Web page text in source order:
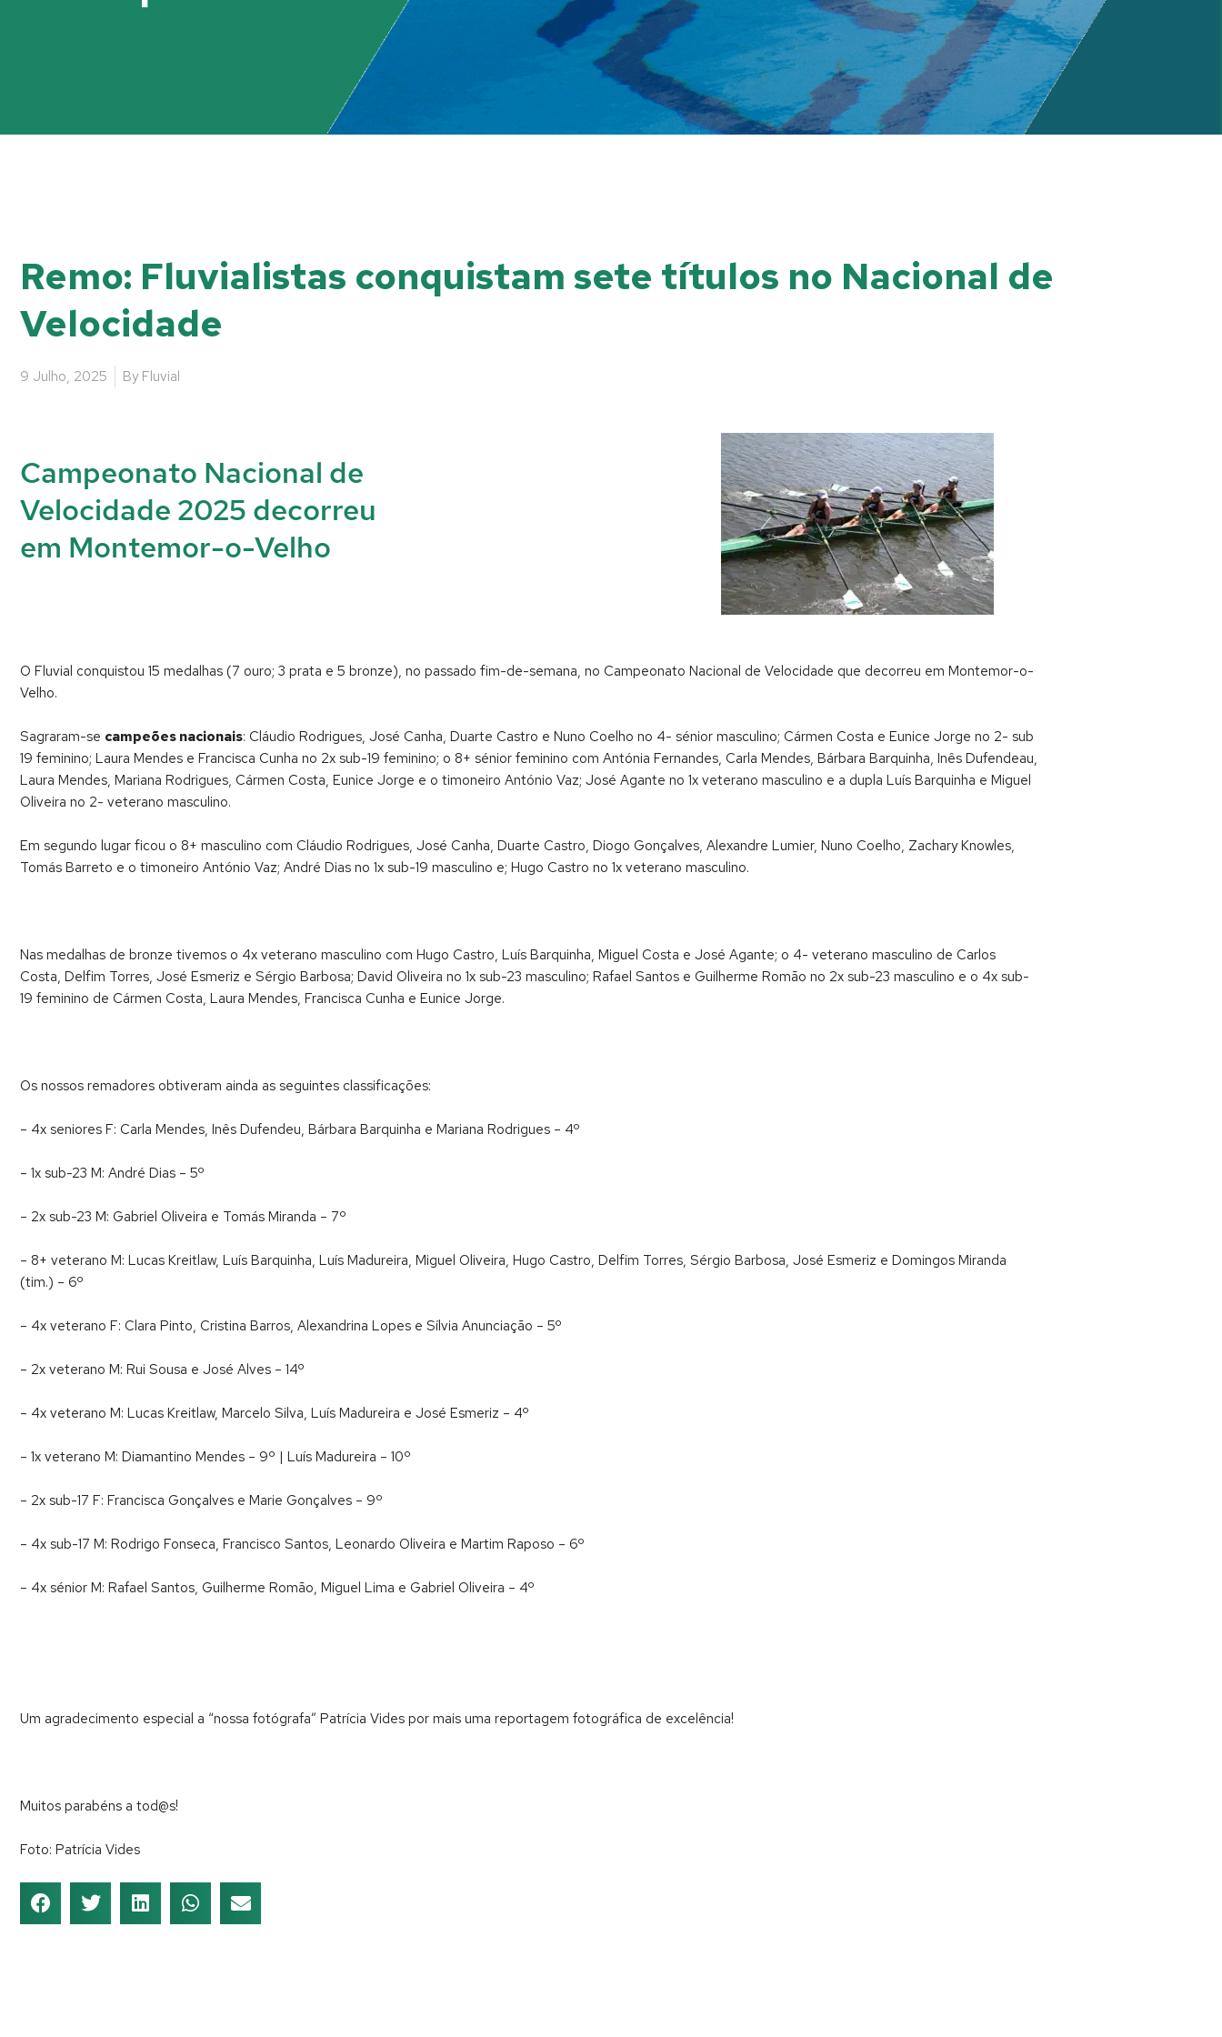
Remo: Fluvialistas conquistam sete títulos no Nacional de
Velocidade
9 Julho, 2025 By Fluvial
Campeonato Nacional de
Velocidade 2025 decorreu
em Montemor-o-Velho
O Fluvial conquistou 15 medalhas (7 ouro; 3 prata e 5 bronze), no passado fim-de-semana, no Campeonato Nacional de Velocidade que decorreu em Montemor-o-
Velho.
Sagraram-se campeões nacionais: Cláudio Rodrigues, José Canha, Duarte Castro e Nuno Coelho no 4- sénior masculino; Cármen Costa e Eunice Jorge no 2- sub
19 feminino; Laura Mendes e Francisca Cunha no 2x sub-19 feminino; o 8+ sénior feminino com Antónia Fernandes, Carla Mendes, Bárbara Barquinha, Inês Dufendeau,
Laura Mendes, Mariana Rodrigues, Cármen Costa, Eunice Jorge e o timoneiro António Vaz; José Agante no 1x veterano masculino e a dupla Luís Barquinha e Miguel
Oliveira no 2- veterano masculino.
Em segundo lugar ficou o 8+ masculino com Cláudio Rodrigues, José Canha, Duarte Castro, Diogo Gonçalves, Alexandre Lumier, Nuno Coelho, Zachary Knowles,
Tomás Barreto e o timoneiro António Vaz; André Dias no 1x sub-19 masculino e; Hugo Castro no 1x veterano masculino.
Nas medalhas de bronze tivemos o 4x veterano masculino com Hugo Castro, Luís Barquinha, Miguel Costa e José Agante; o 4- veterano masculino de Carlos
Costa, Delfim Torres, José Esmeriz e Sérgio Barbosa; David Oliveira no 1x sub-23 masculino; Rafael Santos e Guilherme Romão no 2x sub-23 masculino e o 4x sub-
19 feminino de Cármen Costa, Laura Mendes, Francisca Cunha e Eunice Jorge.
Os nossos remadores obtiveram ainda as seguintes classificações:
– 4x seniores F: Carla Mendes, Inês Dufendeu, Bárbara Barquinha e Mariana Rodrigues – 4º
– 1x sub-23 M: André Dias – 5º
– 2x sub-23 M: Gabriel Oliveira e Tomás Miranda – 7º
– 8+ veterano M: Lucas Kreitlaw, Luís Barquinha, Luís Madureira, Miguel Oliveira, Hugo Castro, Delfim Torres, Sérgio Barbosa, José Esmeriz e Domingos Miranda
(tim.) – 6º
– 4x veterano F: Clara Pinto, Cristina Barros, Alexandrina Lopes e Sílvia Anunciação – 5º
– 2x veterano M: Rui Sousa e José Alves – 14º
– 4x veterano M: Lucas Kreitlaw, Marcelo Silva, Luís Madureira e José Esmeriz – 4º
– 1x veterano M: Diamantino Mendes – 9º | Luís Madureira – 10º
– 2x sub-17 F: Francisca Gonçalves e Marie Gonçalves – 9º
– 4x sub-17 M: Rodrigo Fonseca, Francisco Santos, Leonardo Oliveira e Martim Raposo – 6º
– 4x sénior M: Rafael Santos, Guilherme Romão, Miguel Lima e Gabriel Oliveira – 4º
Um agradecimento especial a “nossa fotógrafa” Patrícia Vides por mais uma reportagem fotográfica de excelência!
Muitos parabéns a tod@s!
Foto: Patrícia Vides